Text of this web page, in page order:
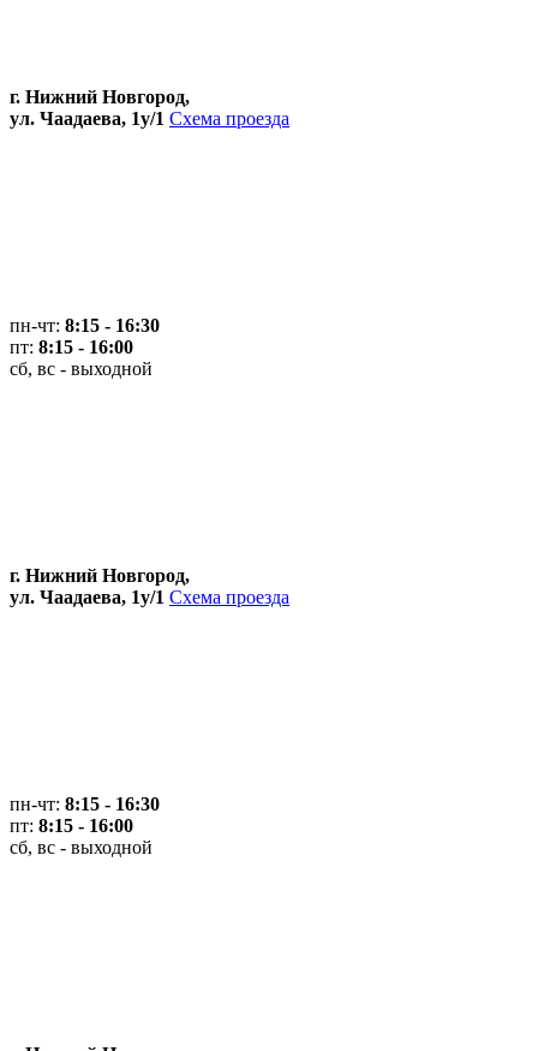
г. Нижний Новгород,
ул. Чаадаева, 1у/1 Схема проезда
пн-чт: 8:15 - 16:30
пт: 8:15 - 16:00
сб, вс - выходной
г. Нижний Новгород,
ул. Чаадаева, 1у/1 Схема проезда
пн-чт: 8:15 - 16:30
пт: 8:15 - 16:00
сб, вс - выходной